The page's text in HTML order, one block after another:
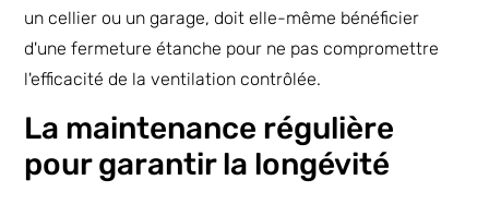
un cellier ou un garage, doit elle-même bénéficier
d'une fermeture étanche pour ne pas compromettre
l'efficacité de la ventilation contrôlée.
La maintenance régulière
pour garantir la longévité